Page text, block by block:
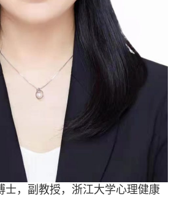
士，副教授，浙江大学心理健康